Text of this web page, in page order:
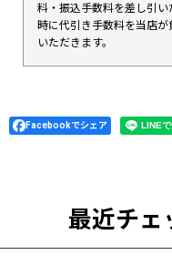
料・振込手数料を差し引
時に代引き手数料を当店
いただきます。
Facebookでシェア
最近チェ